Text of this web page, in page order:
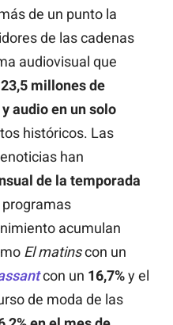
de un punto la
de las cadenas
audiovisual que
23,5 millones de
audio en un solo
históricos. Las
han
de la temporada
programas
acumulan
El matinscon un
con un 16,7%y el
de moda de las